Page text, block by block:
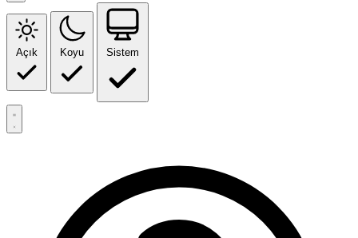
Açık Koyu Sistem